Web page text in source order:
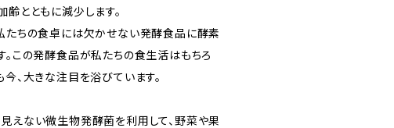
齢とともに減少します。
たちの食卓には欠かせない発酵食品に酵素
。この発酵食品が私たちの食生活はもちろ
、大きな注目を浴びています。
えない微生物発酵菌を利用して、野菜や果